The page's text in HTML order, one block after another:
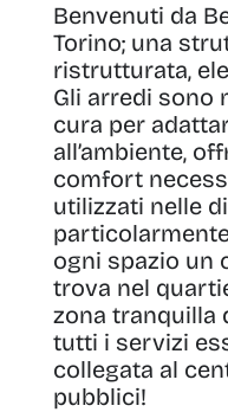
Benvenuti da
Torino; una
ristrutturata,
Gli arredi sono
cura per
all’ambiente,
comfort
utilizzati nelle
ogni spazio un
trova nel
zona tranquilla
tutti i servizi
collegata al
pubblici!